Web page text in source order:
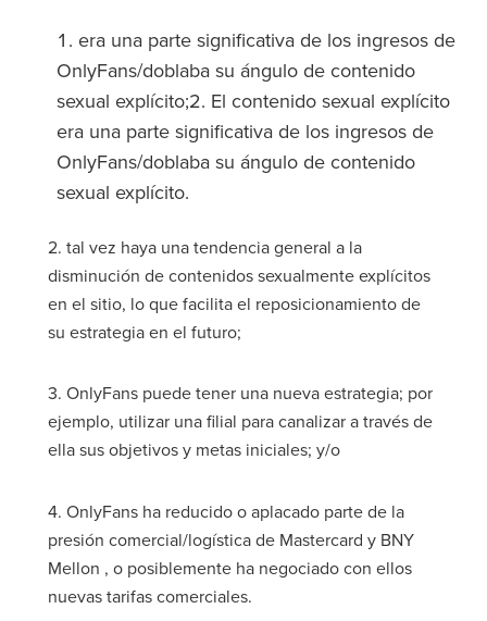
era una parte significativa de los ingresos de
OnlyFans/doblaba su ángulo de contenido
sexual explícito;2. El contenido sexual explícito
era una parte significativa de los ingresos de
OnlyFans/doblaba su ángulo de contenido
sexual explícito.
2. tal vez haya una tendencia general a la
disminución de contenidos sexualmente explícitos
en el sitio, lo que facilita el reposicionamiento de
su estrategia en el futuro;
3. OnlyFans puede tener una nueva estrategia; por
ejemplo, utilizar una filial para canalizar a través de
ella sus objetivos y metas iniciales; y/o
4. OnlyFans ha reducido o aplacado parte de la
presión comercial/logística de Mastercard y BNY
Mellon , o posiblemente ha negociado con ellos
nuevas tarifas comerciales.